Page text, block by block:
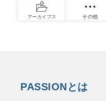
アーカイブス その他
PASSIONとは